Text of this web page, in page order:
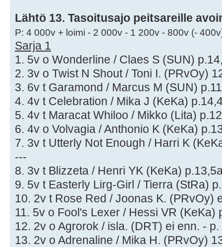
Lähtö 13. Tasoitusajo peitsareille
P: 4 000v + loimi - 2 000v - 1 200v - 800v (-
Sarja 1
1. 5v o Wonderline / Claes S (SUN)
2. 3v o Twist N Shout / Toni I. (PRvOy)
3. 6v t Garamond / Marcus M (SUN)
4. 4v t Celebration / Mika J (KeKa)
5. 4v t Maracat Whiloo / Mikko (Lita)
6. 4v o Volvagia / Anthonio K (KeKa)
7. 3v t Utterly Not Enough / Harri K
---
8. 3v t Blizzeta / Henri YK (KeKa)
9. 5v t Easterly Lirg-Girl / Tierra (StRa)
10. 2v t Rose Red / Joonas K. (PRvOy)
11. 5v o Fool's Lexer / Hessi VR (KeKa)
12. 2v o Agrorok / isla. (DRT) ei enn. -
13. 2v o Adrenaline / Mika H. (PRvOy)